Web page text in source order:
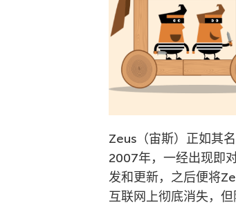
Zeus（宙斯）正如其
2007年，一经出现即
发和更新，之后便将
互联网上彻底消失，